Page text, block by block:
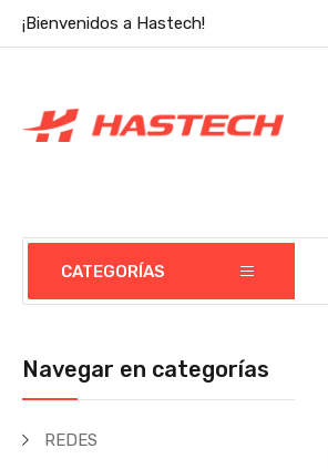
¡Bienvenidos a Hastech!
CATEGORÍAS
Navegar en categorías
REDES